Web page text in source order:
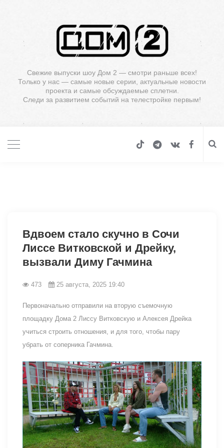
Свежие выпуски шоу Дом 2 — смотри раньше всех!
Только у нас — самые новые серии, актуальные новости
проекта и самые обсуждаемые сплетни.
Следи за развитием событий на телестройке первым!
Вдвоем стало скучно в Сочи
Лиссе Витковской и Дрейку,
вызвали Диму Гачмина
473 25 августа, 2025 19:40
Первоначально отправили на вторую съемочную
площадку Дома 2 Лиссу Витковскую и Алексея Дрейка
учиться строить отношения, и для того, чтобы пару
убрать от соперника Гачмина.